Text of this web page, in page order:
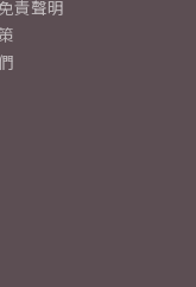
責聲明